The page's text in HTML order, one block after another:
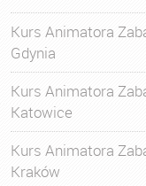
Kurs Animatora
Gdynia
Kurs Animatora
Katowice
Kurs Animatora
Kraków